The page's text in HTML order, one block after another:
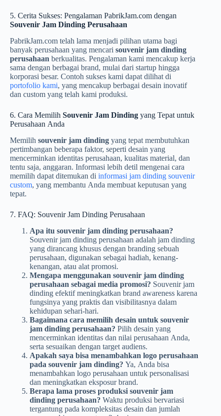
5. Cerita Sukses: Pengalaman PabrikJam.com dengan
Souvenir Jam Dinding Perusahaan
PabrikJam.com telah lama menjadi pilihan utama bagi
banyak perusahaan yang mencari souvenir jam dinding
perusahaan berkualitas. Pengalaman kami mencakup kerja
sama dengan berbagai brand, mulai dari startup hingga
korporasi besar. Contoh sukses kami dapat dilihat di
portofolio kami, yang mencakup berbagai desain inovatif
dan custom yang telah kami produksi.
6. Cara Memilih Souvenir Jam Dinding yang Tepat untuk
Perusahaan Anda
Memilih souvenir jam dinding yang tepat membutuhkan
pertimbangan beberapa faktor, seperti desain yang
mencerminkan identitas perusahaan, kualitas material, dan
tentu saja, anggaran. Informasi lebih detil mengenai cara
memilih dapat ditemukan di informasi jam dinding souvenir
custom, yang membantu Anda membuat keputusan yang
tepat.
7. FAQ: Souvenir Jam Dinding Perusahaan
Apa itu souvenir jam dinding perusahaan?
Souvenir jam dinding perusahaan adalah jam dinding
yang dirancang khusus dengan branding sebuah
perusahaan, digunakan sebagai hadiah, kenang-
kenangan, atau alat promosi.
Mengapa menggunakan souvenir jam dinding
perusahaan sebagai media promosi? Souvenir jam
dinding efektif meningkatkan brand awareness karena
fungsinya yang praktis dan visibilitasnya dalam
kehidupan sehari-hari.
Bagaimana cara memilih desain untuk souvenir
jam dinding perusahaan? Pilih desain yang
mencerminkan identitas dan nilai perusahaan Anda,
serta sesuaikan dengan target audiens.
Apakah saya bisa menambahkan logo perusahaan
pada souvenir jam dinding? Ya, Anda bisa
menambahkan logo perusahaan untuk personalisasi
dan meningkatkan eksposur brand.
Berapa lama proses produksi souvenir jam
dinding perusahaan? Waktu produksi bervariasi
tergantung pada kompleksitas desain dan jumlah